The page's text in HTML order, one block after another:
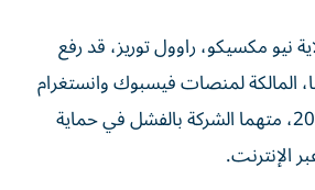
نيو مكسيكو، راوول توريز، قد رفع
المالكة لمنصات فيسبوك وانستغرام
وواتساب، في عام 2023، متهما الشركة بالفشل في حماية
الإنترنت.